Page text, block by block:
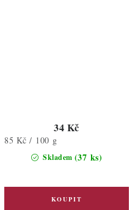
Skladem (37 ks)
34 Kč
Měrná
85 Kč / 100 g